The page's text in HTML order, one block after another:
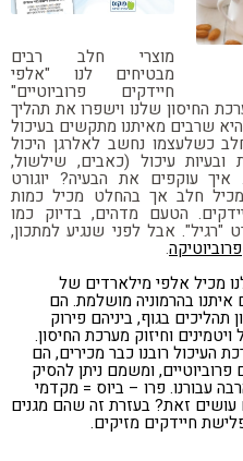
טבעונות
מוצרי חלב רבים
מבטיחים לנו "אלפי
חיידקים פרוביוטיים"
החיסון שלנו וישפרו את תהליך
היא שרבים מאיתנו מתקשים בעיכול
כשלעצמו נחשב לאלרגן היכול
ובעיות עיכול (כאבים, שילשול,
איך עוקפים את הבעיה? יוגורט
חלב אך בהחלט מכיל כמות
הטעם מדהים, בדיוק כמו
"רגיל". אבל לפני שנגיע למתכון,
פרוביוטיקה.
מכיל אלפי מילארדים של
איתנו בהרמוניה מושלמת. הם
בגוף, ביניהם פירוק
ויטמינים וחיזוק מערכת החיסון.
העיכול רובנו כבר מכירים, הם
פרוביוטיים, ומשמם ניתן להסיק
עבורנו. פרו – ביוס = מקדמי
עושים זאת? בעזרת זה שהם מגנים
חיידקים מזיקים.